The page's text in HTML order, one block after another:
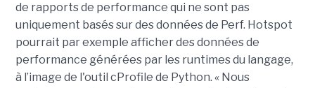
de rapports de performance qui ne sont pas
uniquement basés sur des données de Perf. Hotspot
pourrait par exemple afficher des données de
performance générées par les runtimes du langage,
à l’image de l'outil cProfile de Python. « Nous